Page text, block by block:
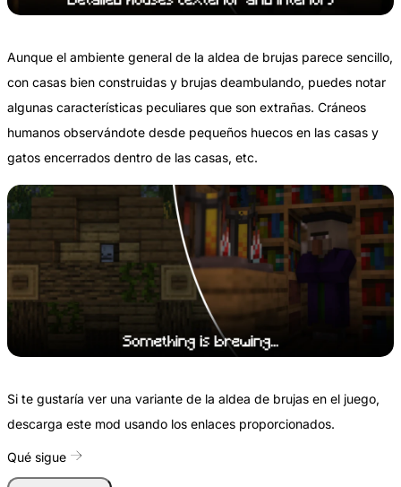
Aunque el ambiente general de la aldea de brujas parece sencillo,
con casas bien construidas y brujas deambulando, puedes notar
algunas características peculiares que son extrañas. Cráneos
humanos observándote desde pequeños huecos en las casas y
gatos encerrados dentro de las casas, etc.
Si te gustaría ver una variante de la aldea de brujas en el juego,
descarga este mod usando los enlaces proporcionados.
Qué sigue